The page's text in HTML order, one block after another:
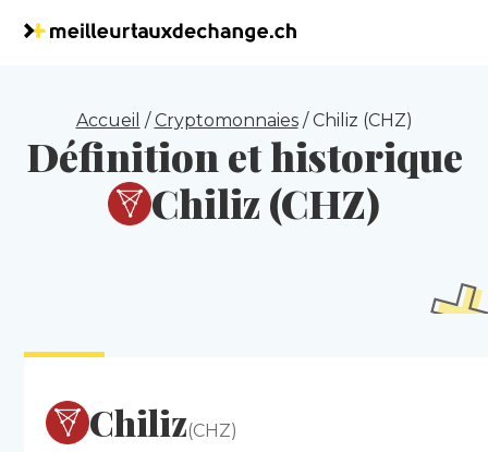
Accueil /Cryptomonnaies/Chiliz (CHZ)
Définition et historique
Chiliz (CHZ)
Chiliz(CHZ)